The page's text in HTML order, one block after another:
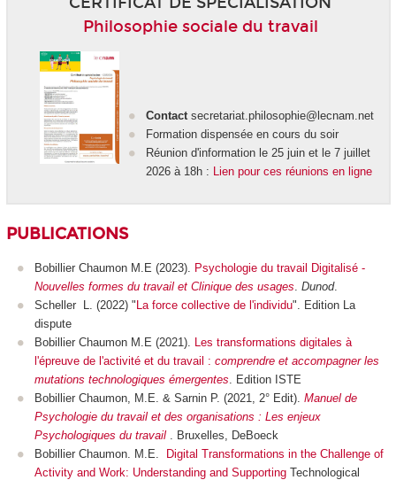
Philosophie sociale du travail
Contact secretariat.philosophie@lecnam.net
Formation dispensée en cours du soir
Réunion d'information le 25 juin et le 7 juillet
2026 à 18h :
Lien pour ces réunions en ligne
PUBLICATIONS
Bobillier Chaumon M.E (2023).
Psychologie du travail Digitalisé -
Nouvelles formes du travail et Clinique des usages Dunod.
Scheller L. (2022) " La force collective de l'individu". Edition La
dispute
Bobillier Chaumon M.E (2021).
Les transformations digitales à
l'épreuve de l'activité et du travail : comprendre et accompagner les
mutations technologiques émergentes . Edition ISTE
Bobillier Chaumon, M.E. & Sarnin P. (2021, 2° Edit). Manuel de
Psychologie du travail et des organisations : Les enjeux
Psychologiques du travail
. Bruxelles, DeBoeck
Bobillier Chaumon. M.E.
Digital Transformations in the Challenge of
Activity and Work: Understanding and Supporting Technological